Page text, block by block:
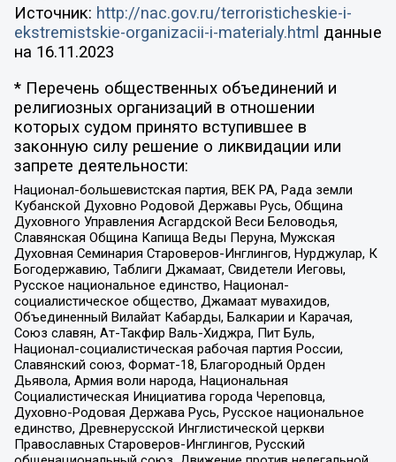
Источник: http://nac.gov.ru/terroristicheskie-i-
ekstremistskie-organizacii-i-materialy.html данные
на 16.11.2023
* Перечень общественных объединений и
религиозных организаций в отношении
которых судом принято вступившее в
законную силу решение о ликвидации или
запрете деятельности:
Национал-большевистская партия, ВЕК РА, Рада земли
Кубанской Духовно Родовой Державы Русь, Община
Духовного Управления Асгардской Веси Беловодья,
Славянская Община Капища Веды Перуна, Мужская
Духовная Семинария Староверов-Инглингов, Нурджулар, К
Богодержавию, Таблиги Джамаат, Свидетели Иеговы,
Русское национальное единство, Национал-
социалистическое общество, Джамаат мувахидов,
Объединенный Вилайат Кабарды, Балкарии и Карачая,
Союз славян, Ат-Такфир Валь-Хиджра, Пит Буль,
Национал-социалистическая рабочая партия России,
Славянский союз, Формат-18, Благородный Орден
Дьявола, Армия воли народа, Национальная
Социалистическая Инициатива города Череповца,
Духовно-Родовая Держава Русь, Русское национальное
единство, Древнерусской Инглистической церкви
Православных Староверов-Инглингов, Русский